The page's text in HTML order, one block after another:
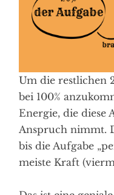
Um die restlichen
bei 100%
Energie, die diese
Anspruch nimmt.
bis die Aufgabe
meiste Kraft